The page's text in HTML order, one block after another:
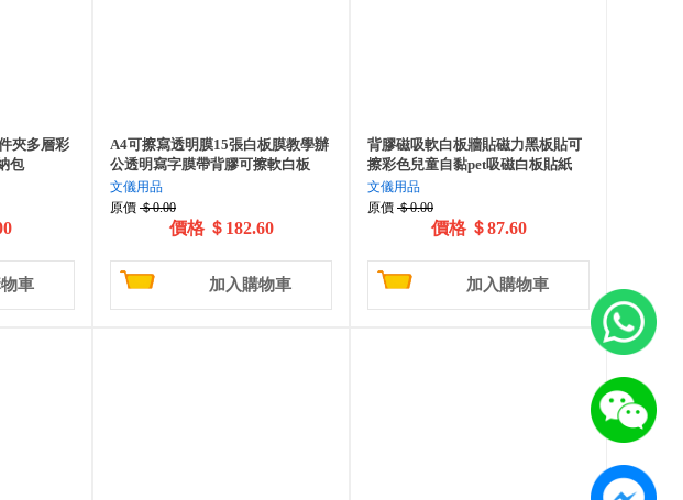
夾多層彩
包
車
A4可擦寫透明膜15張白板膜教學辦
公透明寫字膜帶背膠可擦軟白板
文儀用品
原價 ＄0.00
價格 ＄182.60
加入購物車
背膠磁吸軟白板牆貼磁力黑板貼可
擦彩色兒童自黏pet吸磁白板貼紙
文儀用品
原價 ＄0.00
價格 ＄87.60
加入購物車